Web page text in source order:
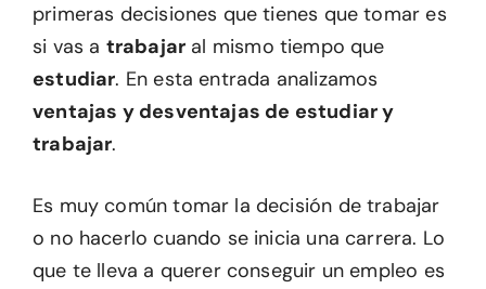
primeras decisiones que tienes que tomar es
si vas a trabajar al mismo tiempo que
estudiar. En esta entrada analizamos
ventajas y desventajas de estudiar y
trabajar.
Es muy común tomar la decisión de trabajar
o no hacerlo cuando se inicia una carrera. Lo
que te lleva a querer conseguir un empleo es